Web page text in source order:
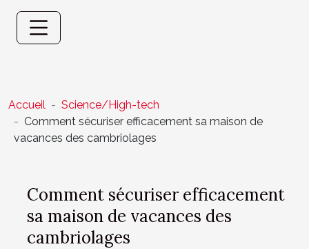
Accueil
Science/High-tech
Comment sécuriser efficacement sa maison de
vacances des cambriolages
Comment sécuriser efficacement
sa maison de vacances des
cambriolages